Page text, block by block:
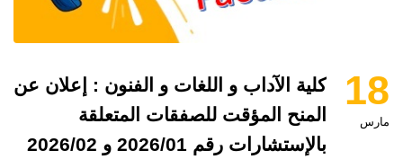
18
مارس
كلية الآداب و اللغات و الفنون : إعلان عن
المنح المؤقت للصفقات المتعلقة
بالإستشارات رقم 2026/01 و 2026/02